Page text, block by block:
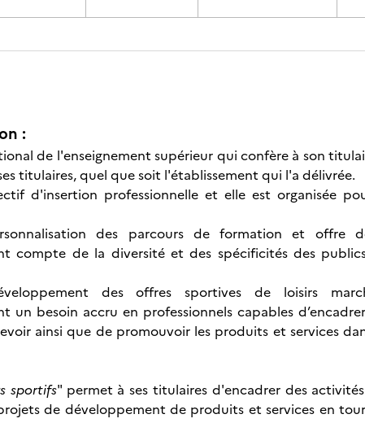
:
de l'enseignement supérieur qui confère à son
titulaires, quel que soit l'établissement qui l'a délivrée.
d'insertion professionnelle et elle est organisée
des parcours de formation et offre
compte de la diversité et des spécificités des
des offres sportives de loisirs
un besoin accru en professionnels capables
ainsi que de promouvoir les produits et services
sportifs" permet à ses titulaires d'encadrer des
de développement de produits et services en